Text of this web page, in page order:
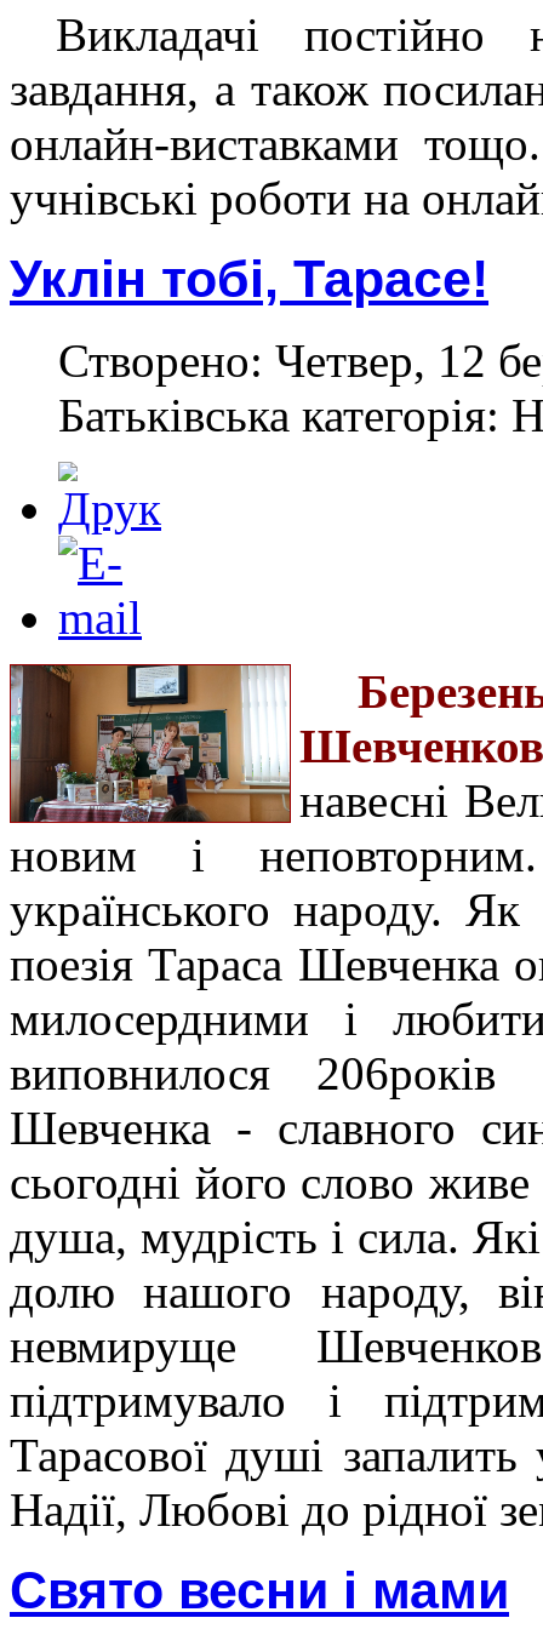
Викладачі постійно
завдання, а також
онлайн-виставками
учнівські роботи на
Уклін тобі, Тарасе!
Створено: Четвер, 12
Батьківська категорія:
навесні
новим і
українського народу.
поезія Тараса Шевченка
милосердними і
виповнилося
Шевченка - славного
сьогодні його слово
душа, мудрість і сила.
долю нашого народу,
невмируще
підтримувало і
Тарасової душі
Надії, Любові до рідної
Свято весни і мами